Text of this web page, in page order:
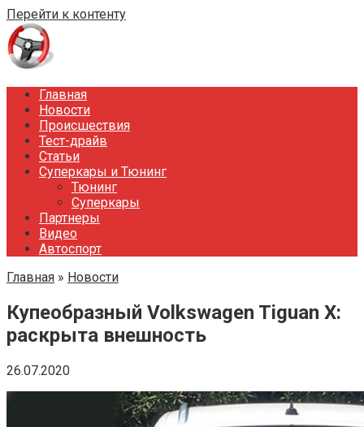
Перейти к контенту
Главная
Новости
Происшествия
Тест-драйв
Статьи
Суперкары и Тюнинг
Тюнинг
Суперкары
Партнеры
Видео
Автоспорт
Главная » Новости
Купеобразный Volkswagen Tiguan X:
раскрыта внешность
26.07.2020